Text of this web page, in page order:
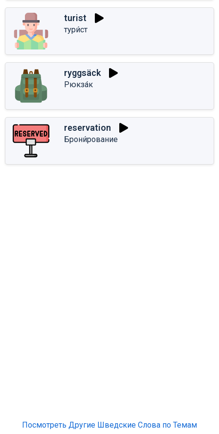
turist
тури́ст
ryggsäck
Рюкза́к
reservation
Брони́рование
Посмотреть Другие Шведские Слова по Темам